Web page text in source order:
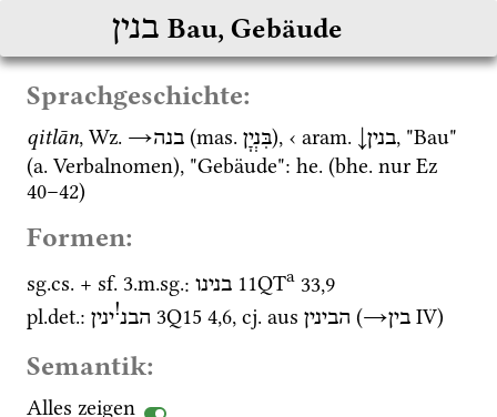
בנין Bau, Gebäude
Sprachgeschichte:
qitlān, Wz. →בנה (mas. בִּנְיָן), ‹ aram. בנין, "Bau"
(a. Verbalnomen), "Gebäude": he. (bhe. nur Ez
40–42)
Formen:
sg.cs. + sf. 3.m.sg.: בנינו 11QTa 33,9
pl.det.: הבנ!ינין 3Q15 4,6, cj. aus הבינין (→בין ‎ IׁV)
Semantik:
Alles zeigen